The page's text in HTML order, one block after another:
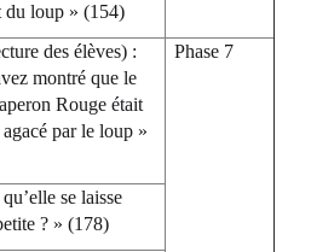
du loup » (154)
des élèves) :
montré que le
Rouge était
par le loup »
Phase 7
se laisse
? » (178)